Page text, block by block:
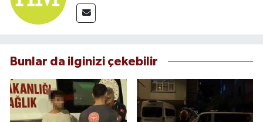
Bunlar da ilginizi çekebilir